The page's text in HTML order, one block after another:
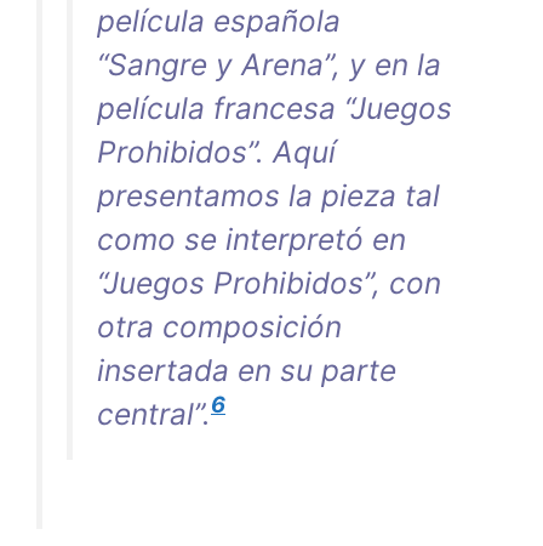
película española
“Sangre y Arena”, y en la
película francesa “Juegos
Prohibidos”. Aquí
presentamos la pieza tal
como se interpretó en
“Juegos Prohibidos”, con
otra composición
insertada en su parte
central”.6